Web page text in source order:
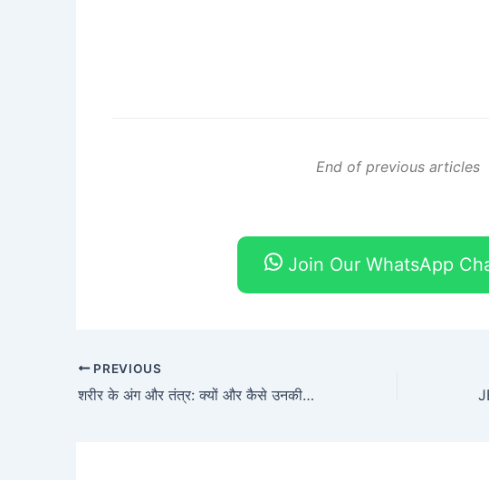
End of previous articles
Join Our WhatsApp
PREVIOUS
शरीर के अंग और तंत्र: क्यों और कैसे उनकी देखभाल करें?